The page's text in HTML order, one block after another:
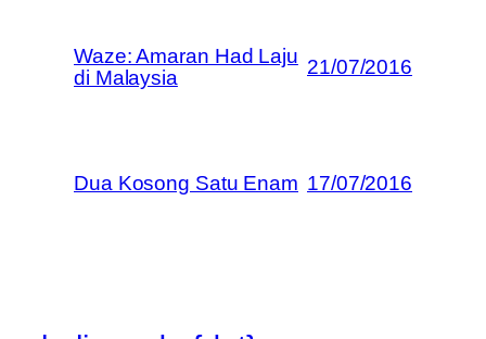
Waze: Amaran Had Laju
di Malaysia
21/07/2016
Dua Kosong Satu Enam 17/07/2016